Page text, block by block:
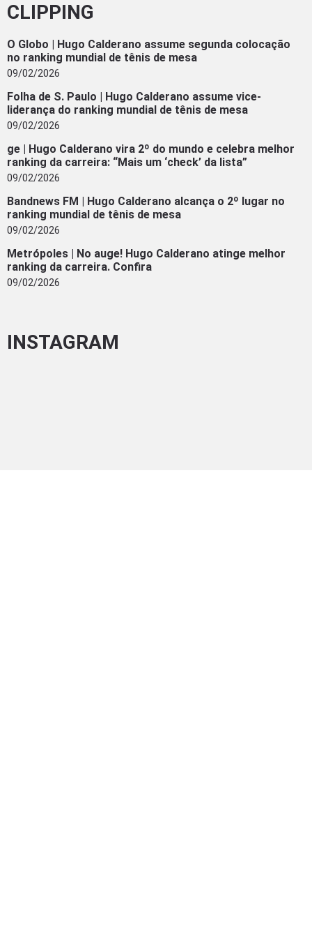
CLIPPING
O Globo | Hugo Calderano assume segunda colocação
no ranking mundial de tênis de mesa
09/02/2026
Folha de S. Paulo | Hugo Calderano assume vice-
liderança do ranking mundial de tênis de mesa
09/02/2026
ge | Hugo Calderano vira 2º do mundo e celebra melhor
ranking da carreira: “Mais um ‘check’ da lista”
09/02/2026
Bandnews FM | Hugo Calderano alcança o 2º lugar no
ranking mundial de tênis de mesa
09/02/2026
Metrópoles | No auge! Hugo Calderano atinge melhor
ranking da carreira. Confira
09/02/2026
INSTAGRAM